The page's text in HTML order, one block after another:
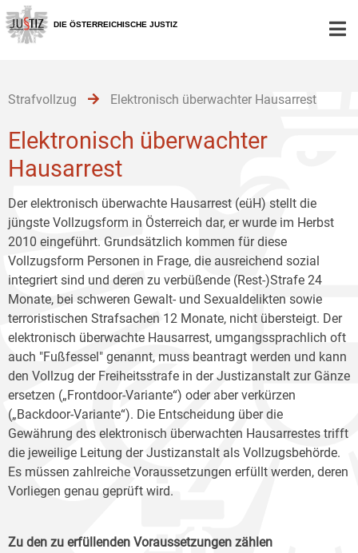
Zur
Hauptnavigation
[1]
Zum
Inhalt
[2]
Zum
Untermenü
[3]
DIE ÖSTERREICHISCHE JUSTIZ
Strafvollzug Elektronisch überwachter Hausarrest
Elektronisch überwachter
Hausarrest
Der elektronisch überwachte Hausarrest (eüH) stellt die
jüngste Vollzugsform in Österreich dar, er wurde im Herbst
2010 eingeführt. Grundsätzlich kommen für diese
Vollzugsform Personen in Frage, die ausreichend sozial
integriert sind und deren zu verbüßende (Rest-)Strafe 24
Monate, bei schweren Gewalt- und Sexualdelikten sowie
terroristischen Strafsachen 12 Monate, nicht übersteigt. Der
elektronisch überwachte Hausarrest, umgangssprachlich oft
auch "Fußfessel" genannt, muss beantragt werden und kann
den Vollzug der Freiheitsstrafe in der Justizanstalt zur Gänze
ersetzen („Frontdoor-Variante“) oder aber verkürzen
(„Backdoor-Variante“). Die Entscheidung über die
Gewährung des elektronisch überwachten Hausarrestes trifft
die jeweilige Leitung der Justizanstalt als Vollzugsbehörde.
Es müssen zahlreiche Voraussetzungen erfüllt werden, deren
Vorliegen genau geprüft wird.
Zu den zu erfüllenden Voraussetzungen zählen